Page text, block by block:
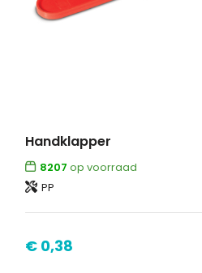
Handklapper
8207 op voorraad
PP
€ 0,38